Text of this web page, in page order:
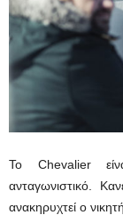
To Chevalier
ανταγωνιστικό.
ανακηρυχτεί ο